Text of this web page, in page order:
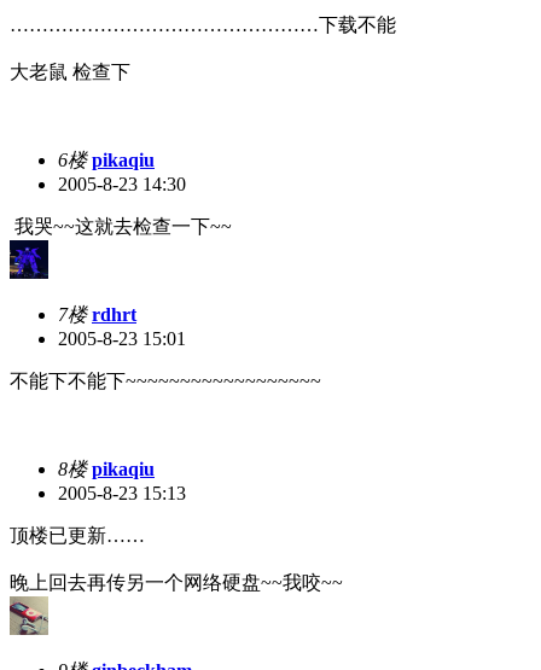
…………………………………………下载不能
大老鼠 检查下
6楼 pikaqiu
2005-8-23 14:30
我哭~~这就去检查一下~~
7楼 rdhrt
2005-8-23 15:01
不能下不能下~~~~~~~~~~~~~~~~~~
8楼 pikaqiu
2005-8-23 15:13
顶楼已更新……
晚上回去再传另一个网络硬盘~~我咬~~